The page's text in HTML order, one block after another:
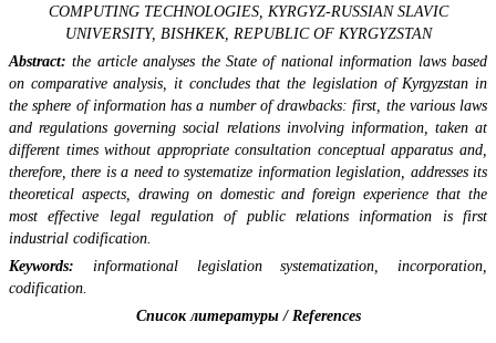
COMPUTING TECHNOLOGIES, KYRGYZ-RUSSIAN SLAVIC
UNIVERSITY, BISHKEK, REPUBLIC OF KYRGYZSTAN
Abstract:the article analyses the State of national information laws based
on comparative analysis, it concludes that the legislation of Kyrgyzstan in
the sphere of information has a number of drawbacks: first, the various laws
and regulations governing social relations involving information, taken at
different times without appropriate consultation conceptual apparatus and,
therefore, there is a need to systematize information legislation, addresses its
theoretical aspects, drawing on domestic and foreign experience that the
most effective legal regulation of public relations information is first
industrial codification.
Keywords: informational legislation systematization, incorporation,
codification.
Список литературы / References